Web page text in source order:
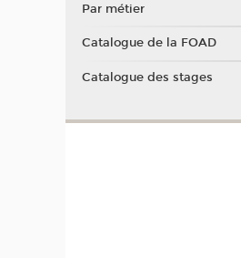
Par métier
Catalogue de la FOAD
Catalogue des stages